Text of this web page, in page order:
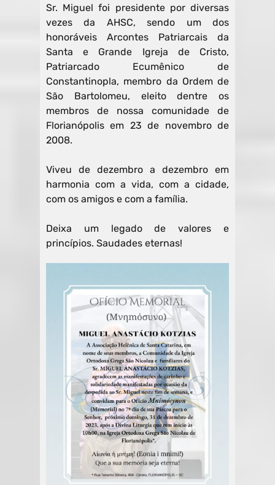
Sr. Miguel foi presidente por diversas
vezes da AHSC, sendo um dos
honoráveis Arcontes Patriarcais da
Santa e Grande Igreja de Cristo,
Patriarcado Ecumênico de
Constantinopla, membro da Ordem de
São Bartolomeu, eleito dentre os
membros de nossa comunidade de
Florianópolis em 23 de novembro de
2008.
Viveu de dezembro a dezembro em
harmonia com a vida, com a cidade,
com os amigos e com a família.
Deixa um legado de valores e
princípios. Saudades eternas!